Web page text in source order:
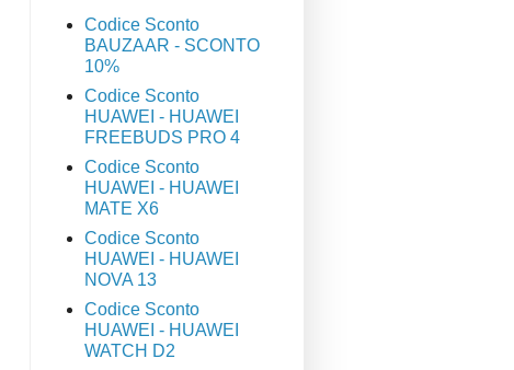
Codice Sconto
BAUZAAR - SCONTO
10%
Codice Sconto
HUAWEI - HUAWEI
FREEBUDS PRO 4
Codice Sconto
HUAWEI - HUAWEI
MATE X6
Codice Sconto
HUAWEI - HUAWEI
NOVA 13
Codice Sconto
HUAWEI - HUAWEI
WATCH D2